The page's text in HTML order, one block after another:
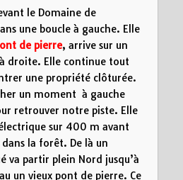
le Domaine de
une boucle à gauche. Elle
de pierre, arrive sur un
droite. Elle continue tout
une propriété clôturée.
un moment à gauche
retrouver notre piste. Elle
sur 400 m avant
la forêt. De là un
va partir plein Nord jusqu’à
un vieux pont de pierre. Ce